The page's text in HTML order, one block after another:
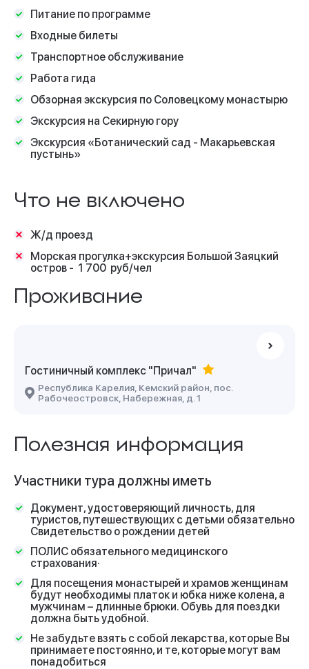
Питание по программе
Входные билеты
Транспортное обслуживание
Работа гида
Обзорная экскурсия по Соловецкому монастырю
Экскурсия на Секирную гору
Экскурсия «Ботанический сад - Макарьевская
пустынь»
Что не включено
Ж/д проезд
Морская прогулка+экскурсия Большой Заяцкий
остров - 1 700 руб/чел
Проживание
Гостиничный комплекс "Причал"
Республика Карелия, Кемский район, пос.
Рабочеостровск, Набережная, д. 1
Полезная информация
Участники тура должны иметь
Документ, удостоверяющий личность, для
туристов, путешествующих с детьми обязательно
Свидетельство о рождении детей
ПОЛИС обязательного медицинского
страхования·
Для посещения монастырей и храмов женщинам
будут необходимы платок и юбка ниже колена, а
мужчинам – длинные брюки. Обувь для поездки
должна быть удобной.
Не забудьте взять с собой лекарства, которые Вы
принимаете постоянно, и те, которые могут вам
понадобиться